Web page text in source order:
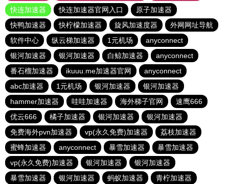
快连加速器
快连加速器官网入口
原子加速器
快鸭加速器
快柠檬加速器 旋风加速度器
外网网址导航
软件中心
纵云梯加速器 1元机场
anyconnect
银河加速器
银河加速器 白鲸加速器
anyconnect
番石榴加速器
ikuuu.me加速器官网
anyconnect
abc加速器
1元机场 银河加速器
银河加速器
hammer加速器
哇哇加速器 海外梯子官网
速鹰666
优云666
橘子加速器 银河加速器
银河加速器
免费海外pvn加速器
vp(永久免费)加速器
荔枝加速器
蜜蜂加速器
anyconnect 暴雪加速器
暴雪加速器
vp(永久免费)加速器
银河加速器
银河加速器
暴雪加速器
银河加速器 蚂蚁加速器 青柠加速器